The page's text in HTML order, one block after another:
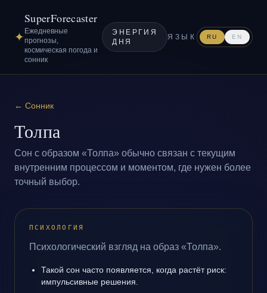
✦
SuperForecaster
Ежедневные
прогнозы,
космическая погода и
сонник
ЭНЕРГИЯ
ДНЯ
ЯЗЫК RU EN
← Сонник
Толпа
Сон с образом «Толпа» обычно связан с текущим
внутренним процессом и моментом, где нужен более
точный выбор.
ПСИХОЛОГИЯ
Психологический взгляд на образ «Толпа».
Такой сон часто появляется, когда растёт риск:
импульсивные решения.